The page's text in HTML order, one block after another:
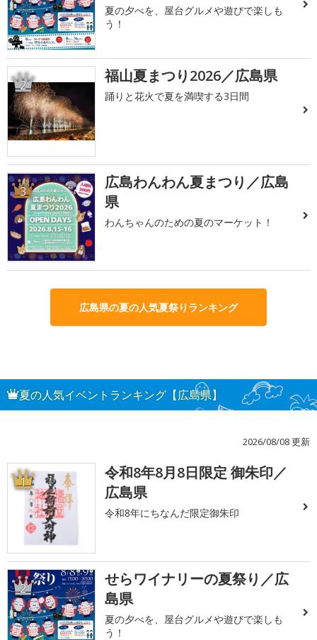
夏の夕べを、屋台グルメや遊びで楽しも
う！
2 福山夏まつり2026／広島県
踊りと花火で夏を満喫する3日間
3
広島わんわん夏まつり／広島
県
わんちゃんのための夏のマーケット！
広島県の夏の人気夏祭りランキング
夏の人気イベントランキング【広島県】
2026/08/08 更新
1
令和8年8月8日限定 御朱印／
広島県
令和8年にちなんだ限定御朱印
2
せらワイナリーの夏祭り／広
島県
夏の夕べを、屋台グルメや遊びで楽しも
う！